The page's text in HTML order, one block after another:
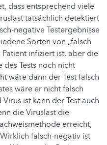
dass entsprechend viele
tatsächlich detektiert
negative Testergebnisse
Sorten von „falsch
infiziert ist, aber die
Tests noch nicht
wäre dann der Test falsch
wäre er nicht falsch
ist kann der Test auch
die Viruslast die
erreicht,
falsch-negativ ist